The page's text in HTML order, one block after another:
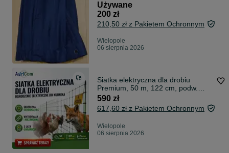
Używane
200 zł
210,50 zł z Pakietem Ochronnym
Wielopole
06 sierpnia 2026
Siatka elektryczna dla drobiu
Premium, 50 m, 122 cm, podw.
szpic Kerbl
590 zł
617,60 zł z Pakietem Ochronnym
Wielopole
06 sierpnia 2026